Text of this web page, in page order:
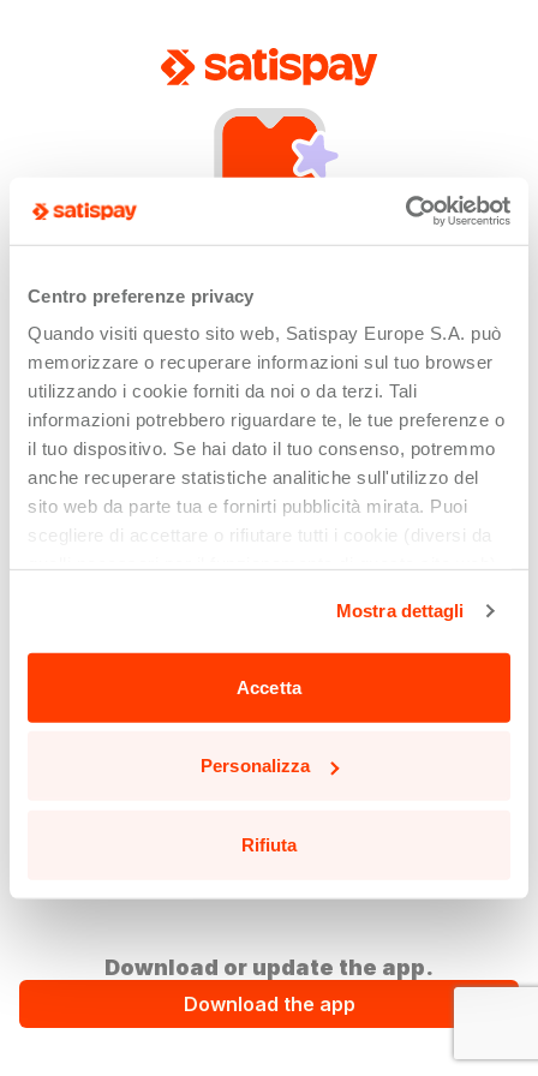
Centro preferenze privacy
Quando visiti questo sito web, Satispay Europe S.A. può
memorizzare o recuperare informazioni sul tuo browser
utilizzando i cookie forniti da noi o da terzi. Tali
informazioni potrebbero riguardare te, le tue preferenze o
il tuo dispositivo. Se hai dato il tuo consenso, potremmo
anche recuperare statistiche analitiche sull'utilizzo del
sito web da parte tua e fornirti pubblicità mirata. Puoi
scegliere di accettare o rifiutare tutti i cookie (diversi da
qui: puoi anche selezionare solo alcuni tipi di cookie e
confermare la selezione, cliccando sul pulsante
cliccando sul pulsante in basso a sinistra in qualsiasi
Mostra dettagli
Accetta
Personalizza
Rifiuta
App not installed
Unfortunately this link can only be opened by
devices with the Satispay app installed or updated.
Download or update the app.
Download the app